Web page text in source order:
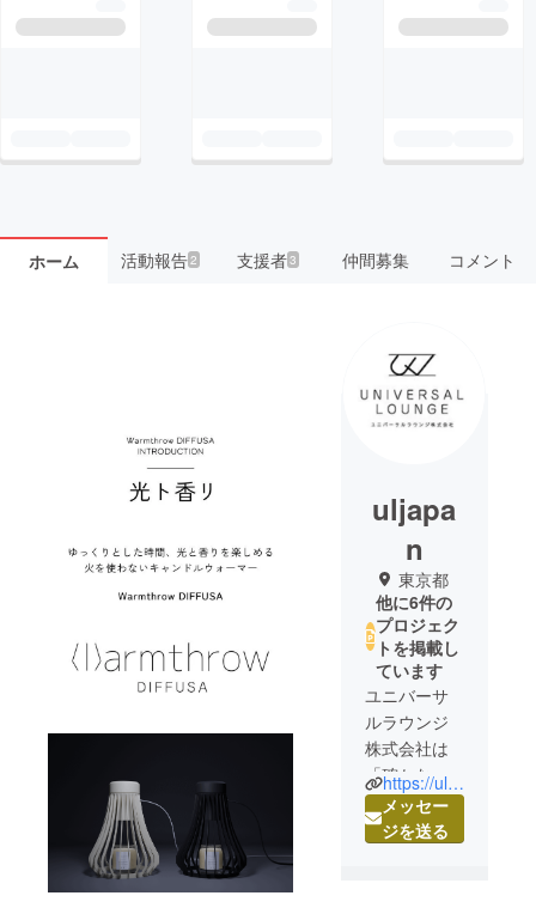
ホーム 活動報告2 支援者3 仲間募集 コメント
uljapa
n
東京都
他に6件の
プロジェク
トを掲載し
ています
ユニバーサ
ルラウンジ
株式会社は
「確かなも
のづくりと
発想力」で
https://uljapan.link/
メッセー
ジを送る